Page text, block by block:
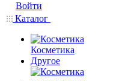
Войти
Каталог
Косметика
Другое